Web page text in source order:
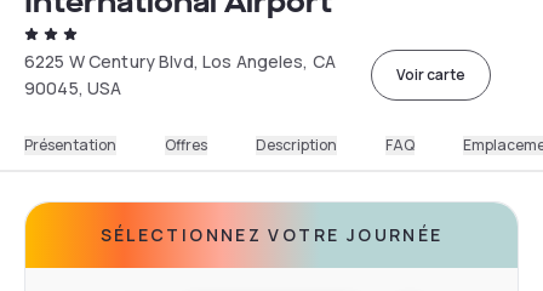
6225 W Century Blvd, Los Angeles, CA
90045, USA
Voir carte
Présentation Offres Description FAQ
SÉLECTIONNEZ VOTRE JOURNÉE